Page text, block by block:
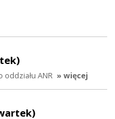
ANR » więcej